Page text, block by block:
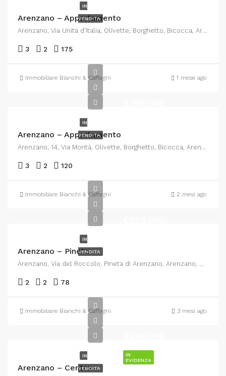
IN
VENDITA
Arenzano – Appartamento
Arenzano, Via Unità d'Italia, Olivette, Borghetto, Bicocca, Arenzano, Genova, Liguria, 16011, Italia
3 2 175
Immobiliare Bianchi & Caffagni 1 mese ago
IN
VENDITA
Arenzano – Appartamento
Arenzano, 14, Via Montà, Olivette, Borghetto, Bicocca, Arenzano, Genova, Liguria, 16011, Italia
3 2 120
Immobiliare Bianchi & Caffagni 2 mesi ago
IN
VENDITA
Arenzano – Pineta
Arenzano, Via del Roccolo, Pineta di Arenzano, Arenzano, Genova, Liguria, 16011, Italia
2 2 78
Immobiliare Bianchi & Caffagni 3 mesi ago
IN
EVIDENZA
IN
VENDITA
Arenzano – Centro